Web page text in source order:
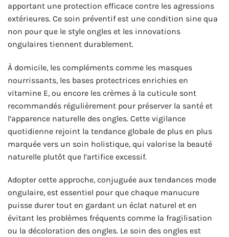
apportant une protection efficace contre les agressions
extérieures. Ce soin préventif est une condition sine qua
non pour que le style ongles et les innovations
ongulaires tiennent durablement.
À domicile, les compléments comme les masques
nourrissants, les bases protectrices enrichies en
vitamine E, ou encore les crèmes à la cuticule sont
recommandés régulièrement pour préserver la santé et
l’apparence naturelle des ongles. Cette vigilance
quotidienne rejoint la tendance globale de plus en plus
marquée vers un soin holistique, qui valorise la beauté
naturelle plutôt que l’artifice excessif.
Adopter cette approche, conjuguée aux tendances mode
ongulaire, est essentiel pour que chaque manucure
puisse durer tout en gardant un éclat naturel et en
évitant les problèmes fréquents comme la fragilisation
ou la décoloration des ongles. Le soin des ongles est